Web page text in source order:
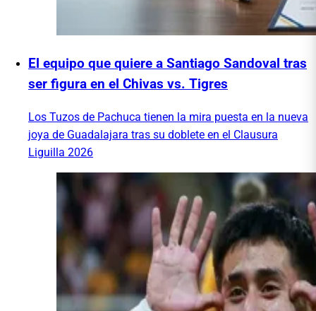
El equipo que quiere a Santiago Sandoval tras
ser figura en el Chivas vs. Tigres
Los Tuzos de Pachuca tienen la mira puesta en la nueva
joya de Guadalajara tras su doblete en el Clausura
Liguilla 2026